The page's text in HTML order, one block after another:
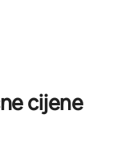
cijene